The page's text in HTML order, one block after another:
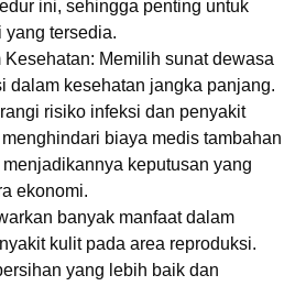
ini, sehingga penting untuk
yang tersedia.
Kesehatan: Memilih sunat dewasa
dalam kesehatan jangka panjang.
risiko infeksi dan penyakit
biaya medis tambahan
keputusan yang
ekonomi.
banyak manfaat dalam
kulit pada area reproduksi.
yang lebih baik dan